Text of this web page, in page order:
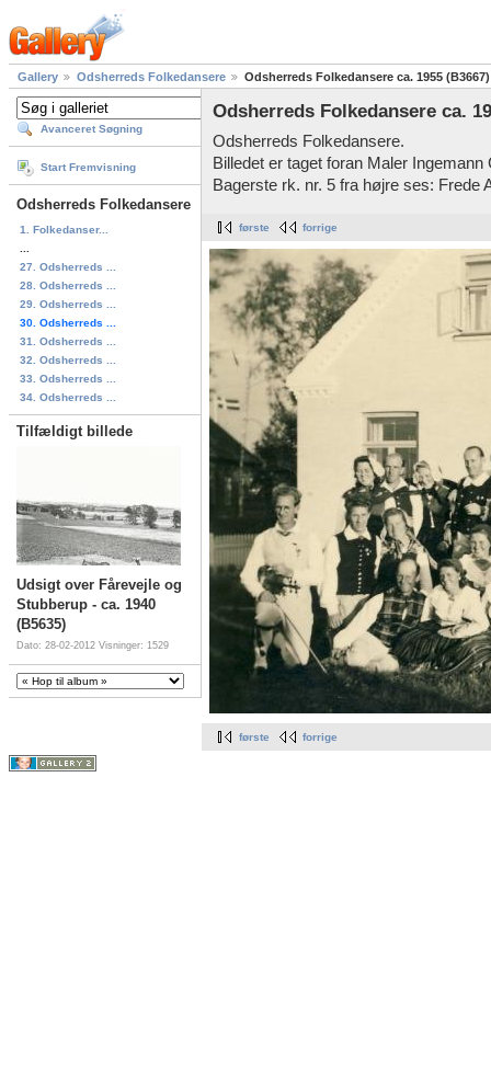
Gallery Odsherreds Folkedansere Odsherreds Folkedansere ca. 1955 (B3667)
Avanceret Søgning
Start Fremvisning
Odsherreds Folkedansere
1. Folkedanser...
27. Odsherreds ...
28. Odsherreds ...
29. Odsherreds ...
30. Odsherreds ...
31. Odsherreds ...
32. Odsherreds ...
33. Odsherreds ...
34. Odsherreds ...
Tilfældigt billede
Udsigt over Fårevejle og
Stubberup - ca. 1940
(B5635)
Dato: 28-02-2012 Visninger: 1529
Odsherreds Folkedansere ca.
Odsherreds Folkedansere.
Billedet er taget foran Maler
Bagerste rk. nr. 5 fra højre ses: Frede
første forrige
første forrige